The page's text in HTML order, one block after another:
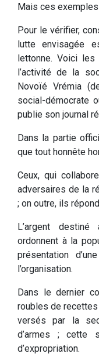
Mais ces
Pour le vérifier,
lutte envisagée
lettonne. Voici
l’activité de la
Novoïé Vrémia
social-démocrate
publie son journal
Dans la partie
que tout honnête
Ceux, qui
adversaires de la
; on outre, ils
L’argent
ordonnent à la
présentation
l’organisation.
Dans le dernier
roubles de recettes
versés par la
d’armes ; cette
d’expropriation.